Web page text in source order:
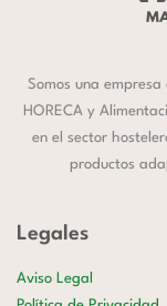
Somos una
HORECA y
en el sector
productos
Legales
Aviso Legal